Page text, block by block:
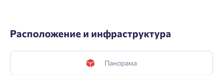
Расположение и инфраструктура
Панорама